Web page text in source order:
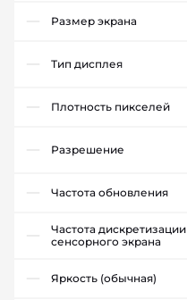
Размер экрана
Тип дисплея
Плотность пикселей
Разрешение
Частота обновления
Частота дискретизации
сенсорного экрана
Яркость (обычная)